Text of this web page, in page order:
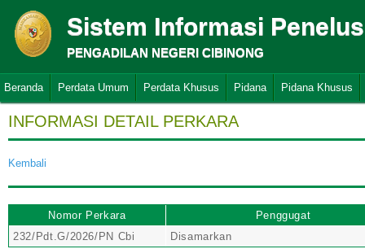
Sistem Informasi
PENGADILAN NEGERI CIBINONG
Beranda Perdata Umum Perdata Khusus Pidana Pidana Khusus
INFORMASI DETAIL PERKARA
Kembali
Nomor Perkara
Penggugat
232/Pdt.G/2026/PN Cbi
Disamarkan